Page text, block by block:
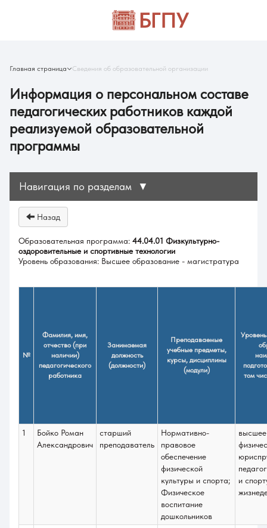
Главная страница Сведения об образовательной организации
Информация о персональном составе
педагогических работников каждой
реализуемой образовательной
программы
Навигация по разделам ▼
Назад
Образовательная программа: 44.04.01 Физкультурно-
оздоровительные и спортивные технологии
Уровень образования: Высшее образование - магистратура
№
Фамилия, имя,
отчество (при
наличии)
педагогического
работника
Занимаемая
должность
(должности)
Преподаваемые
учебные предметы,
курсы, дисциплины
(модули)
том
1
Бойко Роман
Александрович
старший
преподаватель
Нормативно-
правовое
обеспечение
физической
культуры и спорта;
Физическое
воспитание
дошкольников
высшее
и